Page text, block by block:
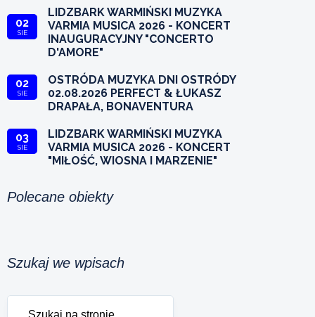
02
SIE
LIDZBARK WARMIŃSKI MUZYKA
VARMIA MUSICA 2026 - KONCERT
INAUGURACYJNY "CONCERTO
D'AMORE"
02
SIE
OSTRÓDA MUZYKA DNI OSTRÓDY
02.08.2026 PERFECT & ŁUKASZ
DRAPAŁA, BONAVENTURA
03
SIE
LIDZBARK WARMIŃSKI MUZYKA
VARMIA MUSICA 2026 - KONCERT
"MIŁOŚĆ, WIOSNA I MARZENIE"
Polecane obiekty
Szukaj we wpisach